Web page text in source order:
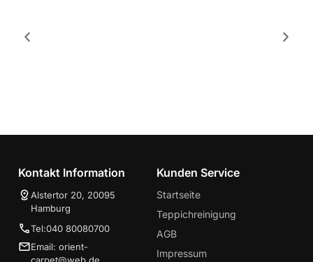
Kontakt Information
Alstertor 20, 20095
Hamburg
Tel:040 80080700
Email: orient-
Kunden Service
Startseite
Teppichreinigung
AGB
Impressum